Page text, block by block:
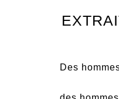
Des